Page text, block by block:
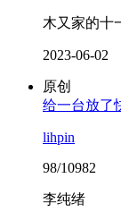
木又家的十
2023-06-02
原创
给一台放了
lihpin
98/10982
李纯绪